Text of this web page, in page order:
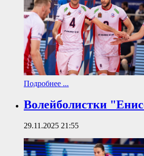
Подробнее ...
Волейболистки
29.11.2025 21:55